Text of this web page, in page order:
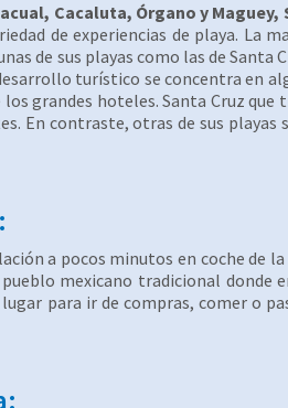
Cacaluta, Órgano y
de experiencias de playa. La
de sus playas como las de
turístico se concentra en
grandes hoteles. Santa Cruz
En contraste, otras de sus
a pocos minutos en coche de
mexicano tradicional donde
para ir de compras, comer o